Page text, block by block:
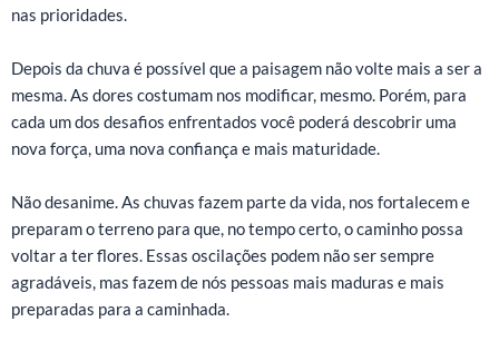
nas prioridades.
Depois da chuva é possível que a paisagem não volte mais a ser a
mesma. As dores costumam nos modificar, mesmo. Porém, para
cada um dos desafios enfrentados você poderá descobrir uma
nova força, uma nova confiança e mais maturidade.
Não desanime. As chuvas fazem parte da vida, nos fortalecem e
preparam o terreno para que, no tempo certo, o caminho possa
voltar a ter flores. Essas oscilações podem não ser sempre
agradáveis, mas fazem de nós pessoas mais maduras e mais
preparadas para a caminhada.